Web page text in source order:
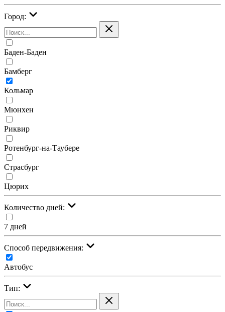
Город:
Баден-Баден
Бамберг
Кольмар
Мюнхен
Риквир
Ротенбург-на-Таубере
Страсбург
Цюрих
Количество дней:
7 дней
Cпособ передвижения:
Автобус
Тип: